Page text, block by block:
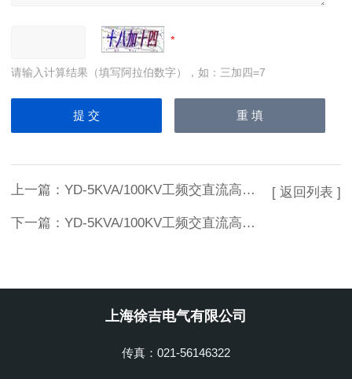
请输入计算结果（填写阿拉伯数字），如：三加四=7
上一篇： YD-5KVA/100KV工频交直流高压试验变压器优质供应
下一篇： YD-5KVA/100KV工频交直流高压试验变压器技术参数
[ 返回列表 ]
上海徐吉电气有限公司
传真：021-56146322